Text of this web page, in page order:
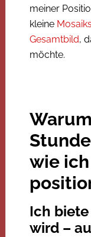
meiner
kleine
Gesamtbild,
möchte.
wie
Ich
wird –